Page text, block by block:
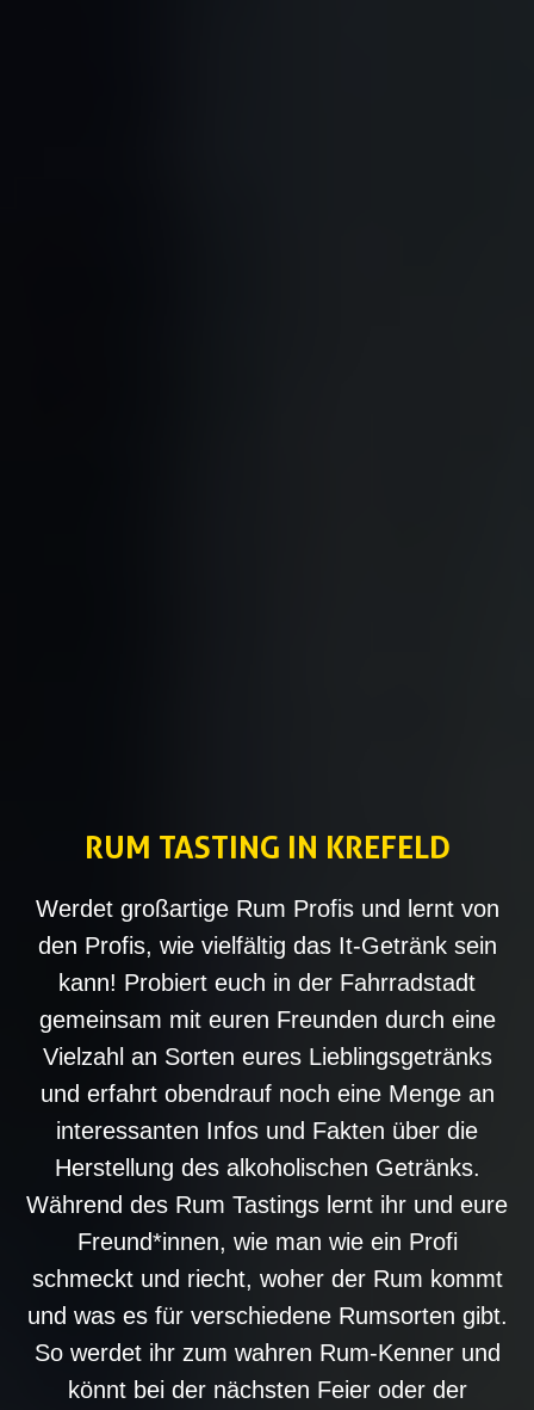
RUM TASTING IN KREFELD
Werdet großartige Rum Profis und lernt von
den Profis, wie vielfältig das It-Getränk sein
kann! Probiert euch in der Fahrradstadt
gemeinsam mit euren Freunden durch eine
Vielzahl an Sorten eures Lieblingsgetränks
und erfahrt obendrauf noch eine Menge an
interessanten Infos und Fakten über die
Herstellung des alkoholischen Getränks.
Während des Rum Tastings lernt ihr und eure
Freund*innen, wie man wie ein Profi
schmeckt und riecht, woher der Rum kommt
und was es für verschiedene Rumsorten gibt.
So werdet ihr zum wahren Rum-Kenner und
könnt bei der nächsten Feier oder der